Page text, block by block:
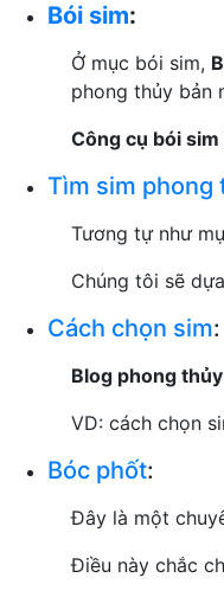
Bói sim:
Ở mục bói sim,
phong thủy bản
Công cụ bói sim
Tìm sim phong
Tương tự như
Chúng tôi sẽ
Cách chọn sim:
Blog phong
VD: cách chọn
Bóc phốt:
Đây là một
Điều này chắc